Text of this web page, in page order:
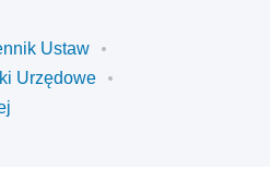
Ustaw
Urzędowe